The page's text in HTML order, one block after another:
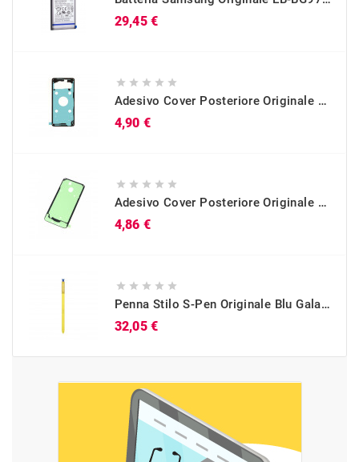
29,45 €
    
Adesivo Cover Posteriore Originale Galaxy S10 (SM-G973)
4,90 €
    
Adesivo Cover Posteriore Originale Galaxy A40 (SM-A405)
4,86 €
    
Penna Stilo S-Pen Originale Blu Galaxy Note 9 (SM-N960)
32,05 €